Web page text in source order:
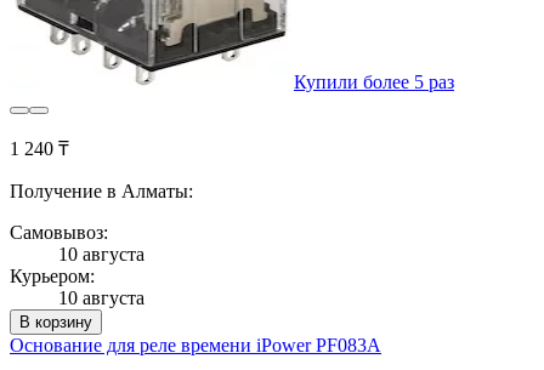
Купили более 5 раз
1 240 ₸
Получение в Алматы:
Самовывоз:
10 августа
Курьером:
10 августа
В корзину
Основание для реле времени iPower PF083A